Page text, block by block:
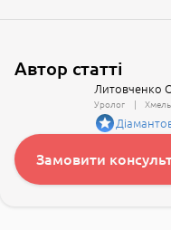
Автор статті
Литовченко
Уролог
Замовити